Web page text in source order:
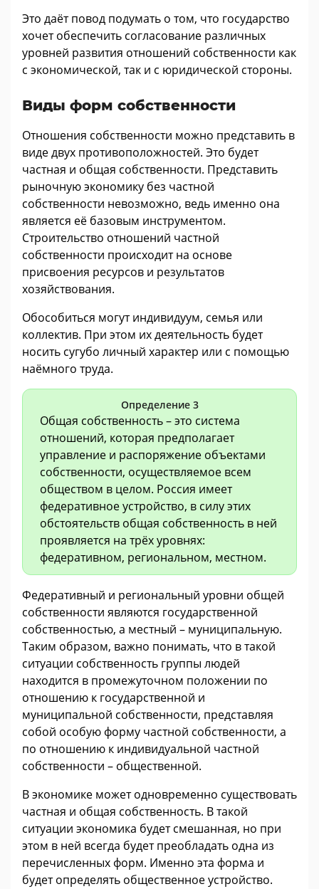
Это даёт повод подумать о том, что государство
хочет обеспечить согласование различных
уровней развития отношений собственности как
с экономической, так и с юридической стороны.
Виды форм собственности
Отношения собственности можно представить в
виде двух противоположностей. Это будет
частная и общая собственности. Представить
рыночную экономику без частной
собственности невозможно, ведь именно она
является её базовым инструментом.
Строительство отношений частной
собственности происходит на основе
присвоения ресурсов и результатов
хозяйствования.
Обособиться могут индивидуум, семья или
коллектив. При этом их деятельность будет
носить сугубо личный характер или с помощью
наёмного труда.
Определение 3
Общая собственность – это система
отношений, которая предполагает
управление и распоряжение объектами
собственности, осуществляемое всем
обществом в целом. Россия имеет
федеративное устройство, в силу этих
обстоятельств общая собственность в ней
проявляется на трёх уровнях:
федеративном, региональном, местном.
Федеративный и региональный уровни общей
собственности являются государственной
собственностью, а местный – муниципальную.
Таким образом, важно понимать, что в такой
ситуации собственность группы людей
находится в промежуточном положении по
отношению к государственной и
муниципальной собственности, представляя
собой особую форму частной собственности, а
по отношению к индивидуальной частной
собственности – общественной.
В экономике может одновременно существовать
частная и общая собственность. В такой
ситуации экономика будет смешанная, но при
этом в ней всегда будет преобладать одна из
перечисленных форм. Именно эта форма и
будет определять общественное устройство.